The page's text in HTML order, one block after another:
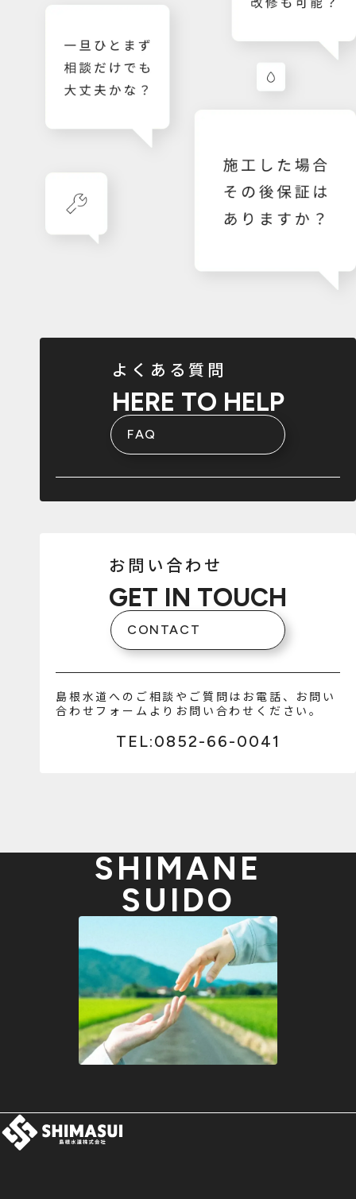
よくある質問
HERE TO HELP
FAQ
お問い合わせ
GET IN TOUCH
CONTACT
島根水道へのご相談やご質問はお電話、お問い
合わせフォームよりお問い合わせください。
TEL:0852-66-0041
SHIMANE
SUIDO